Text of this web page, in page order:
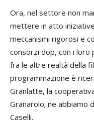
Ora, nel settore non
mettere in atto
meccanismi rigorosi e
consorzi dop, con i loro
fra le altre realtà della
programmazione è
Granlatte, la
Granarolo; ne abbiamo
Caselli.